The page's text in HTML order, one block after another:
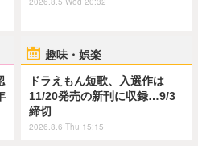
趣味・娯楽
ドラえもん短歌、入選作は
11/20発売の新刊に収録…9/3
締切
2026.8.6 Thu 15:15